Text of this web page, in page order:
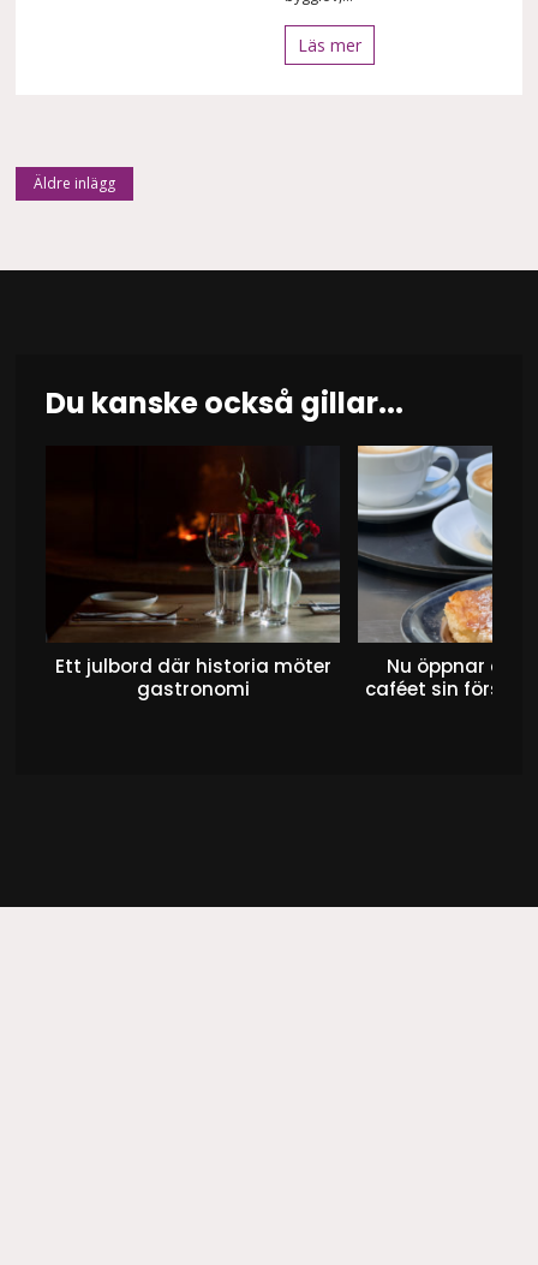
Läs mer
Inläggsnavigering
Äldre inlägg
Du kanske också gillar...
Ett julbord där historia möter
gastronomi
Nu öppnar det
caféet sin första